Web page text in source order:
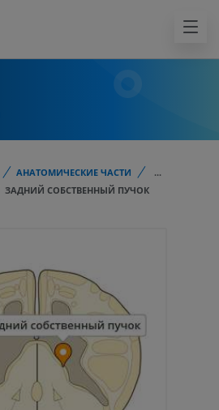
АНАТОМИЧЕСКИЕ ЧАСТИ
...
ЗАДНИЙ СОБСТВЕННЫЙ ПУЧОК